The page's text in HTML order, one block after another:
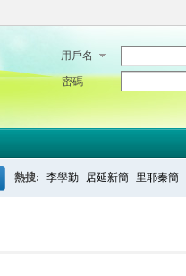
用戶名
密碼
熱搜: 李學勤 居延新簡 里耶秦簡